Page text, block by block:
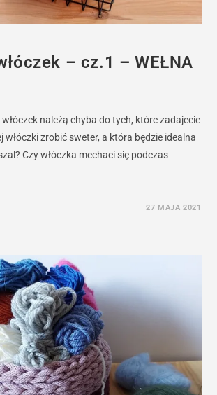
– cz.1 – WEŁNA
należą chyba do tych, które zadajecie
włóczki zrobić sweter, a która będzie idealna
Czy włóczka mechaci się podczas
27 MAJA 2021